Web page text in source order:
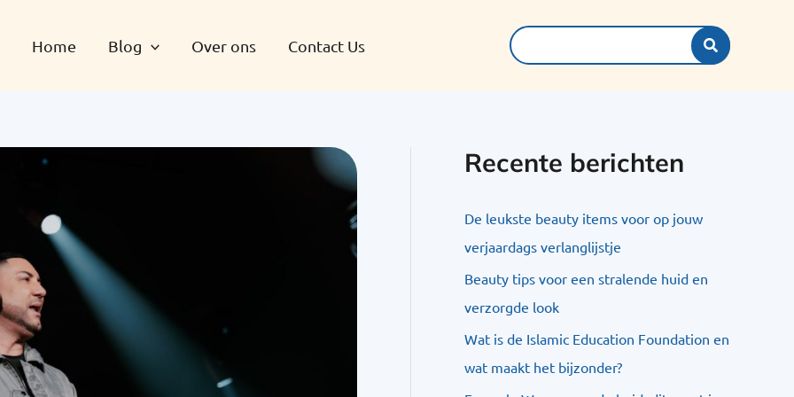
Home Blog Over ons Contact Us
Search
for:
Recente berichten
De leukste beauty items voor op jouw
verjaardags verlanglijstje
Beauty tips voor een stralende huid en
verzorgde look
Wat is de Islamic Education Foundation en
wat maakt het bijzonder?